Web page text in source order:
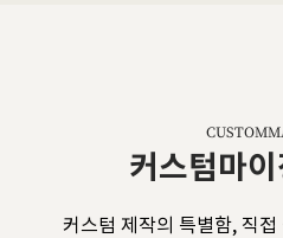
커스텀마
커스텀 제작의 특별함, 직